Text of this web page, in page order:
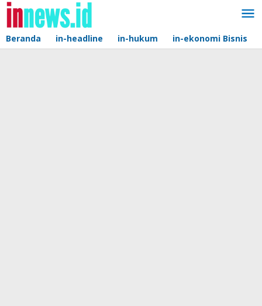
Lewati
konten
Beranda in-headline in-hukum in-ekonomi Bisnis